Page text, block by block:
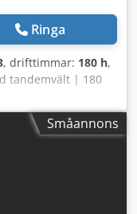
Ringa
, drifttimmar: 180 h,
tandemvält | 180
möjlig till din
för att uppskatta
19 900 eller lämna
mot en rimlig
👷‍♂️ Inspekterad av
Småannons